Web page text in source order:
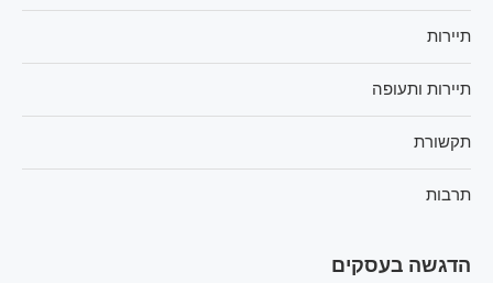
תיירות
תיירות ותעופה
תקשורת
תרבות
הדגשה בעסקים